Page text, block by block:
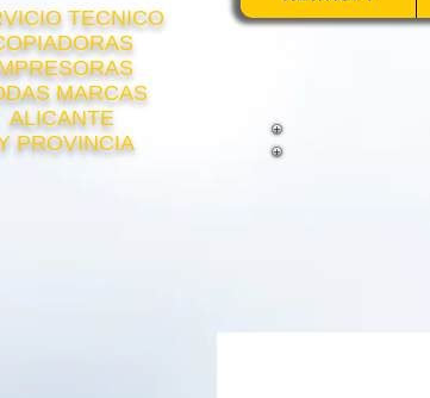
TECNICO
MARCAS
ALICANTE
PROVINCIA